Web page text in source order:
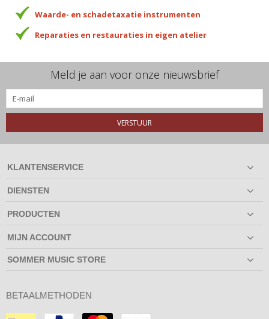
Waarde- en schadetaxatie instrumenten
Reparaties en restauraties in eigen atelier
Meld je aan voor onze nieuwsbrief
VERSTUUR
KLANTENSERVICE
DIENSTEN
PRODUCTEN
MIJN ACCOUNT
SOMMER MUSIC STORE
BETAALMETHODEN